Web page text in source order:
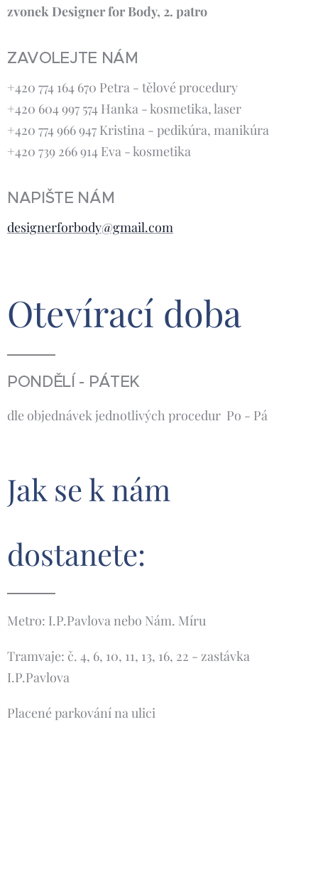
zvonek Designer for Body, 2. patro
ZAVOLEJTE NÁM
+420 774 164 670 Petra - tělové procedury
+420 604 997 574 Hanka - kosmetika, laser
+420 774 966 947 Kristina - pedikúra, manikúra
+420 739 266 914 Eva - kosmetika
NAPIŠTE NÁM
designerforbody@gmail.com
Otevírací doba
PONDĚLÍ - PÁTEK
dle objednávek jednotlivých procedur Po - Pá
Jak se k nám
dostanete:
Metro: I.P.Pavlova nebo Nám. Míru
Tramvaje: č. 4, 6, 10, 11, 13, 16, 22 - zastávka
I.P.Pavlova
Placené parkování na ulici